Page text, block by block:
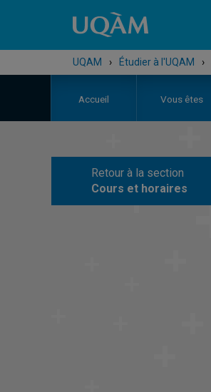
UQAM › Étudier à l'UQAM ›
Accueil Vous êtes
Retour à la section
Cours et horaires